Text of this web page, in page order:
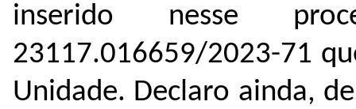
inserido nesse
23117.016659/2023-71
Unidade. Declaro ainda,